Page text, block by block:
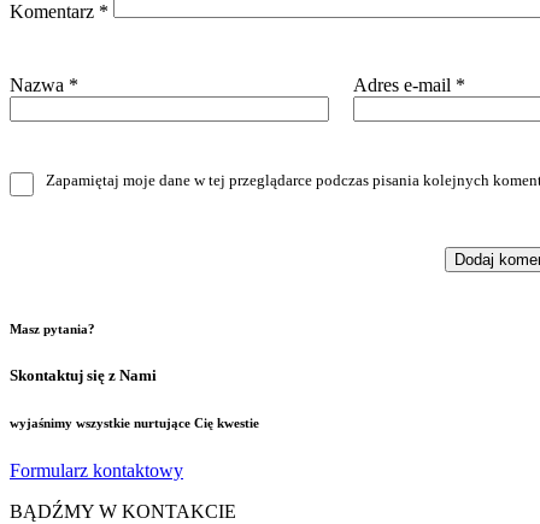
Komentarz *
Nazwa * Adres e-mail *
Zapamiętaj moje dane w tej przeglądarce podczas pisania kolejnych
Masz pytania?
Skontaktuj się z Nami
wyjaśnimy wszystkie nurtujące Cię kwestie
Formularz kontaktowy
BĄDŹMY W KONTAKCIE